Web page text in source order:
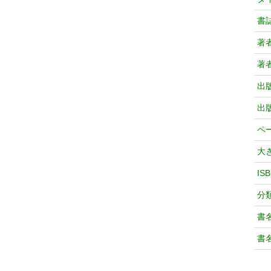
書
著
著
出
出
ペ
大
分
書
書